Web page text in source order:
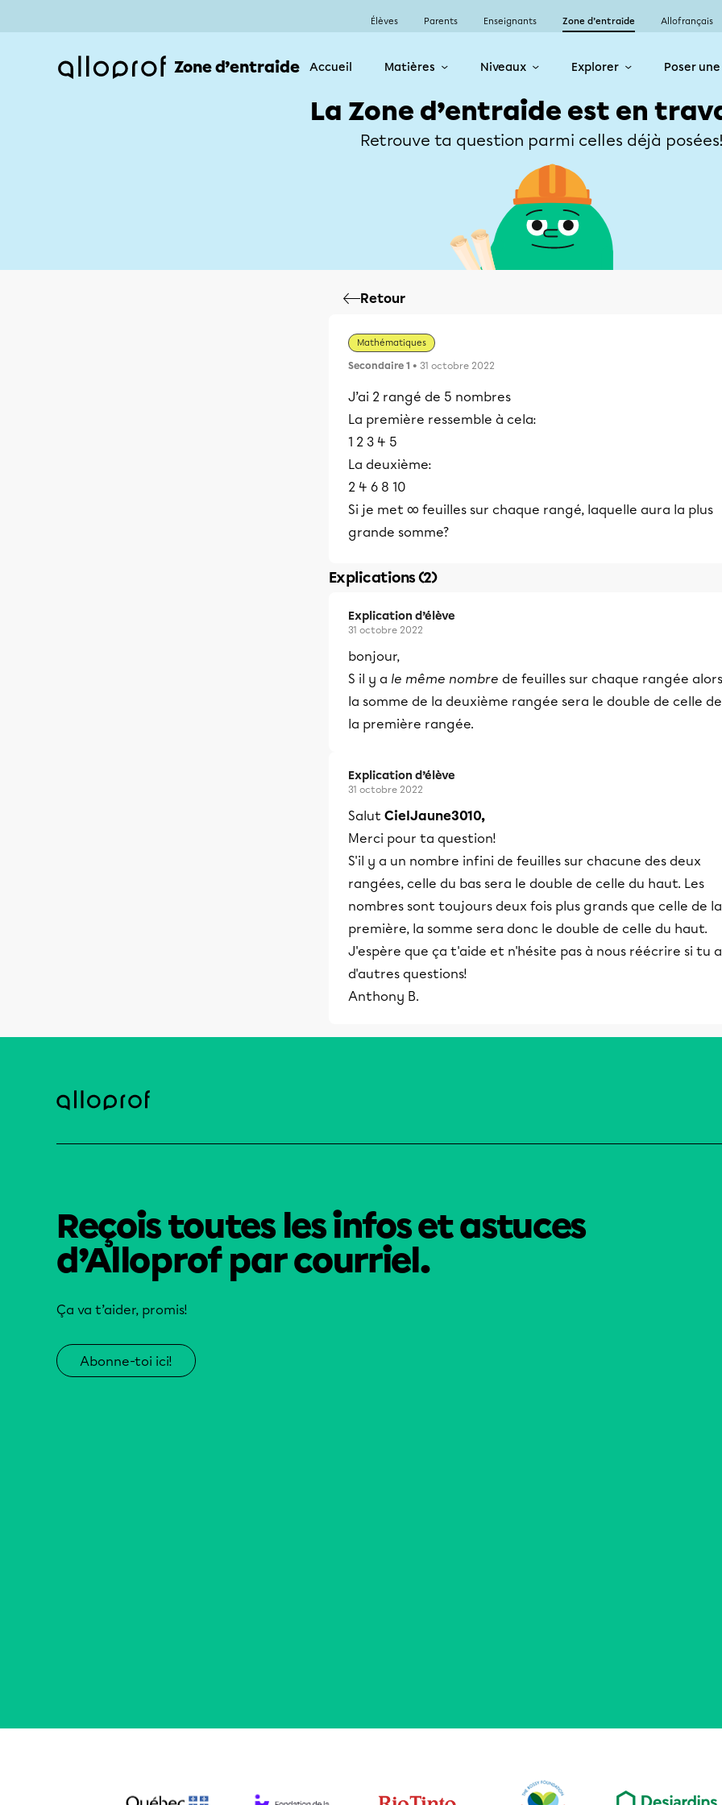
Élèves Parents Enseignants Zone d’entraide Allofrançais
Zone d’entraide Accueil Matières Niveaux Explorer Poser
La Zone d’entraide est en
Retrouve ta question parmi celles déjà
Retour
Mathématiques
Secondaire 1 • 31 octobre 2022
J’ai 2 rangé de 5 nombres
La première ressemble à cela:
1 2 3 4 5
La deuxième:
2 4 6 8 10
Si je met ∞ feuilles sur chaque rangé, laquelle aura la plus
grande somme?
Explications (2)
Explication d’élève
31 octobre 2022
bonjour,
S il y a le même nombre de feuilles sur chaque rangée alors
la somme de la deuxième rangée sera le double de celle de
la première rangée.
Explication d’élève
31 octobre 2022
Salut CielJaune3010,
Merci pour ta question!
S'il y a un nombre infini de feuilles sur chacune des deux
rangées, celle du bas sera le double de celle du haut. Les
nombres sont toujours deux fois plus grands que celle de la
première, la somme sera donc le double de celle du haut.
J'espère que ça t'aide et n'hésite pas à nous réécrire si tu
d'autres questions!
Anthony B.
Reçois toutes les infos et astuces
d’Alloprof par courriel.
Ça va t’aider, promis!
Abonne-toi ici!